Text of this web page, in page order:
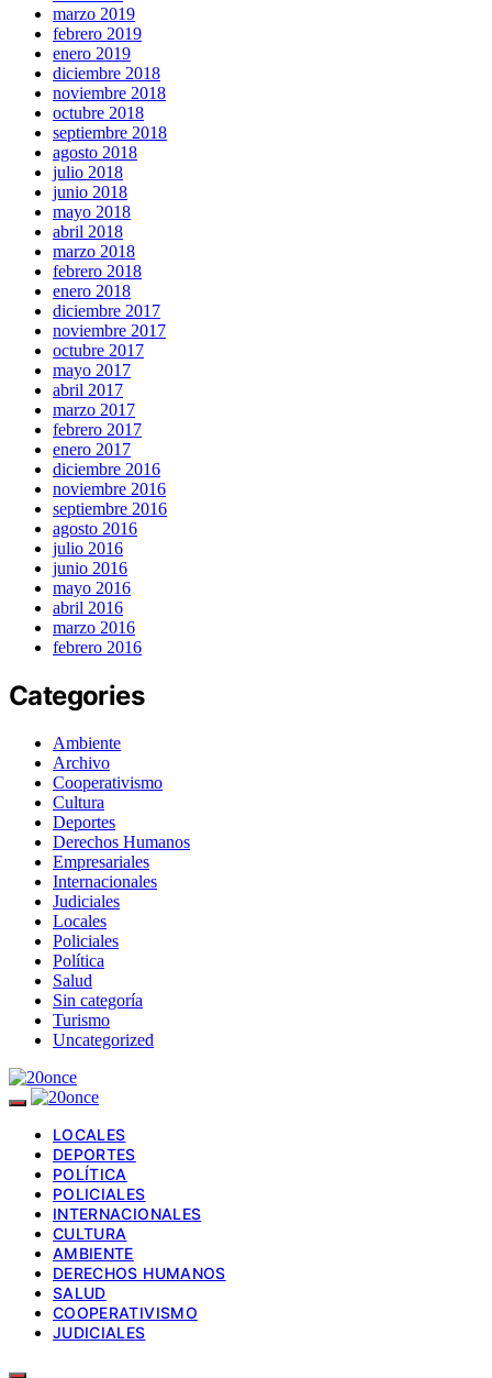
marzo 2019
febrero 2019
enero 2019
diciembre 2018
noviembre 2018
octubre 2018
septiembre 2018
agosto 2018
julio 2018
junio 2018
mayo 2018
abril 2018
marzo 2018
febrero 2018
enero 2018
diciembre 2017
noviembre 2017
octubre 2017
mayo 2017
abril 2017
marzo 2017
febrero 2017
enero 2017
diciembre 2016
noviembre 2016
septiembre 2016
agosto 2016
julio 2016
junio 2016
mayo 2016
abril 2016
marzo 2016
febrero 2016
Categories
Ambiente
Archivo
Cooperativismo
Cultura
Deportes
Derechos Humanos
Empresariales
Internacionales
Judiciales
Locales
Policiales
Política
Salud
Sin categoría
Turismo
Uncategorized
LOCALES
DEPORTES
POLÍTICA
POLICIALES
INTERNACIONALES
CULTURA
AMBIENTE
DERECHOS HUMANOS
SALUD
COOPERATIVISMO
JUDICIALES